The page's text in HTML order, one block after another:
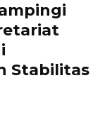
Stabilitas